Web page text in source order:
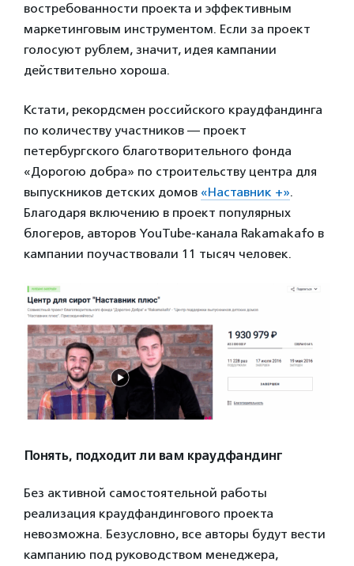
востребованности проекта и эффективным
маркетинговым инструментом. Если за проект
голосуют рублем, значит, идея кампании
действительно хороша.
Кстати, рекордсмен российского краудфандинга
по количеству участников — проект
петербургского благотворительного фонда
«Дорогою добра» по строительству центра для
выпускников детских домов «Наставник +».
Благодаря включению в проект популярных
блогеров, авторов YouTube-канала Rakamakafo в
кампании поучаствовали 11 тысяч человек.
Понять, подходит ли вам краудфандинг
Без активной самостоятельной работы
реализация краудфандингового проекта
невозможна. Безусловно, все авторы будут вести
кампанию под руководством менеджера,